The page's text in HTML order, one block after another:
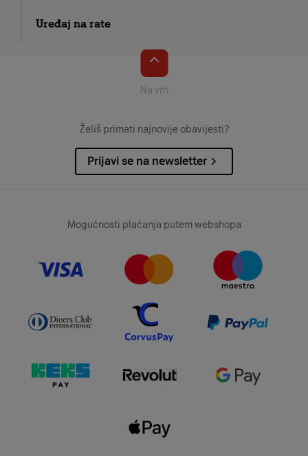
Uređaj na rate
Na vrh
Želiš primati najnovije obavijesti?
Prijavi se na newsletter
Mogućnosti plaćanja putem webshopa